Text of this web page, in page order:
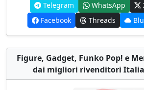
Telegram WhatsApp
Facebook
Threads
Figure, Gadget, Funko Pop! e
dai migliori rivenditori